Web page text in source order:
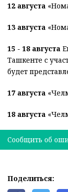
12 августа
13 августа
15 - 18 августа
Ташкенте с
будет
17 августа
18 августа
Была
Поделиться:
Сообщить об